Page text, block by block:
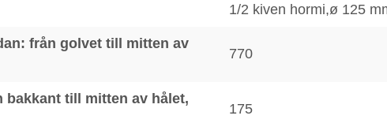
1/2 kiven hormi,ø 125
från golvet till mitten av
770
bakkant till mitten av hålet,
175